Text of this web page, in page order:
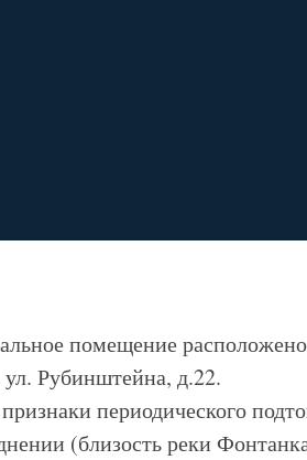
помещение
Рубинштейна, д.22.
периодического
(близость реки